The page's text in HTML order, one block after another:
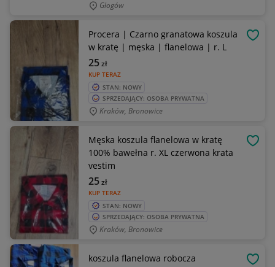
Głogów
Procera | Czarno granatowa koszula
w kratę | męska | flanelowa | r. L
KUP TERAZ
25zł
STAN: NOWY
SPRZEDAJĄCY: OSOBA PRYWATNA
Kraków, Bronowice
Męska koszula flanelowa w kratę
100% bawełna r. XL czerwona krata
vestim
KUP TERAZ
25zł
STAN: NOWY
SPRZEDAJĄCY: OSOBA PRYWATNA
Kraków, Bronowice
koszula flanelowa robocza